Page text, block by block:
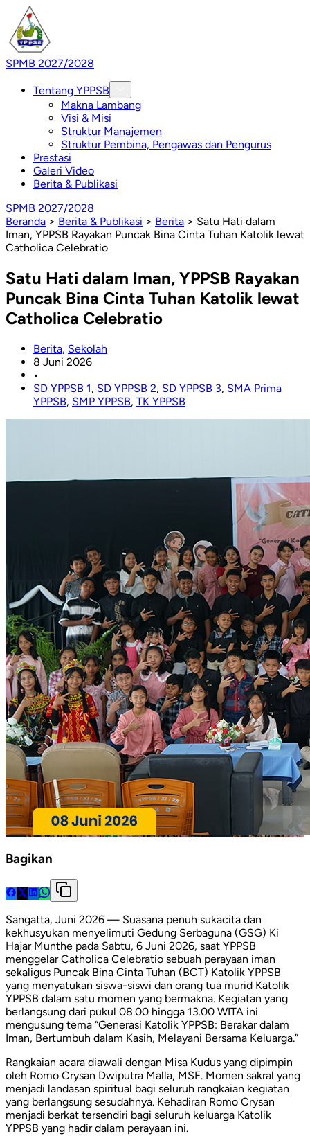
SPMB 2027/2028
Tentang YPPSB
Makna Lambang
Visi & Misi
Struktur Manajemen
Struktur Pembina, Pengawas dan Pengurus
Prestasi
Galeri Video
Berita & Publikasi
SPMB 2027/2028
Beranda > Berita & Publikasi > Berita > Satu Hati dalam
Iman, YPPSB Rayakan Puncak Bina Cinta Tuhan Katolik lewat
Catholica Celebratio
Satu Hati dalam Iman, YPPSB Rayakan
Puncak Bina Cinta Tuhan Katolik lewat
Catholica Celebratio
Berita, Sekolah
8 Juni 2026
•
SD YPPSB 1, SD YPPSB 2, SD YPPSB 3, SMA Prima
YPPSB, SMP YPPSB, TK YPPSB
Bagikan
Sangatta, Juni 2026 — Suasana penuh sukacita dan
kekhusyukan menyelimuti Gedung Serbaguna (GSG) Ki
Hajar Munthe pada Sabtu, 6 Juni 2026, saat YPPSB
menggelar Catholica Celebratio sebuah perayaan iman
sekaligus Puncak Bina Cinta Tuhan (BCT) Katolik YPPSB
yang menyatukan siswa-siswi dan orang tua murid Katolik
YPPSB dalam satu momen yang bermakna. Kegiatan yang
berlangsung dari pukul 08.00 hingga 13.00 WITA ini
mengusung tema “Generasi Katolik YPPSB: Berakar dalam
Iman, Bertumbuh dalam Kasih, Melayani Bersama Keluarga.”
Rangkaian acara diawali dengan Misa Kudus yang dipimpin
oleh Romo Crysan Dwiputra Malla, MSF. Momen sakral yang
menjadi landasan spiritual bagi seluruh rangkaian kegiatan
yang berlangsung sesudahnya. Kehadiran Romo Crysan
menjadi berkat tersendiri bagi seluruh keluarga Katolik
YPPSB yang hadir dalam perayaan ini.